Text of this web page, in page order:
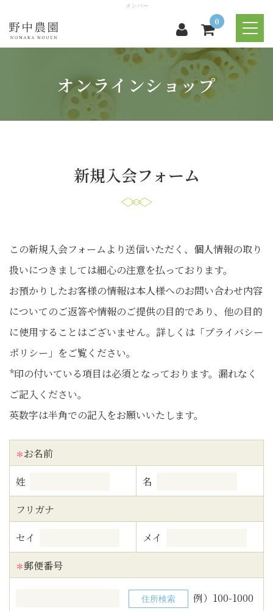
メンバー
0
オンラインショップ
新規入会フォーム
この新規入会フォームより送信いただく、個人情報の取り
扱いにつきましては細心の注意を払っております。
お預かりしたお客様の情報は本人様へのお問い合わせ内容
についてのご返答や情報のご提供の目的であり、他の目的
に使用することはございません。詳しくは「プライバシー
ポリシー」をご覧ください。
*印の付いている項目は必須となっております。漏れなく
ご記入ください。
英数字は半角での記入をお願いいたします。
＊お名前
姓
名
フリガナ
セイ
メイ
＊郵便番号
例）100-1000